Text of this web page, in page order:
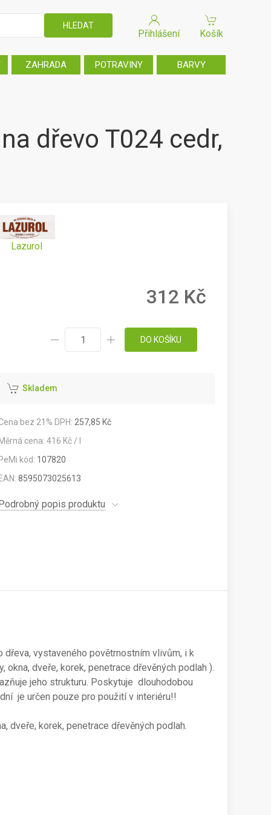
Přihlášení Košík
ZAHRADA POTRAVINY BARVY
dřevo T024 cedr,
Lazurol
312 Kč
DO KOŠÍKU
Skladem
bez 21% DPH: 257,85 Kč
cena: 416 Kč / l
kód: 107820
8595073025613
popis produktu
vystaveného povětrnostním vlivům, i k
dveře, korek, penetrace dřevěných podlah ).
jeho strukturu. Poskytuje dlouhodobou
je určen pouze pro použití v interiéru!!
dveře, korek, penetrace dřevěných podlah.